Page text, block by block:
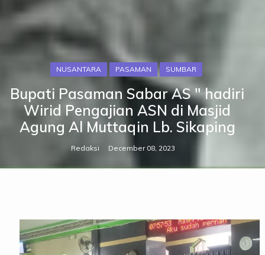
NUSANTARA PASAMAN SUMBAR
Bupati Pasaman Sabar AS " hadiri
Wirid Pengajian ASN di Masjid
Agung Al Muttaqin Lb. Sikaping
Redaksi December 08, 2023